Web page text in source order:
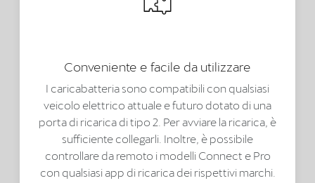
Conveniente e facile da utilizzare
I caricabatteria sono compatibili con qualsiasi
veicolo elettrico attuale e futuro dotato di una
porta di ricarica di tipo 2. Per avviare la ricarica, è
sufficiente collegarli. Inoltre, è possibile
controllare da remoto i modelli Connect e Pro
con qualsiasi app di ricarica dei rispettivi marchi.